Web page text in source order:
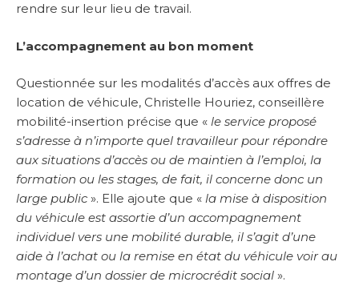
rendre sur leur lieu de travail.
L’accompagnement au bon moment
Questionnée sur les modalités d’accès aux offres de
location de véhicule, Christelle Houriez, conseillère
mobilité-insertion précise que « le service proposé
s’adresse à n’importe quel travailleur pour répondre
aux situations d’accès ou de maintien à l’emploi, la
formation ou les stages, de fait, il concerne donc un
large public ». Elle ajoute que « la mise à disposition
du véhicule est assortie d’un accompagnement
individuel vers une mobilité durable, il s’agit d’une
aide à l’achat ou la remise en état du véhicule voir au
montage d’un dossier de microcrédit social ».